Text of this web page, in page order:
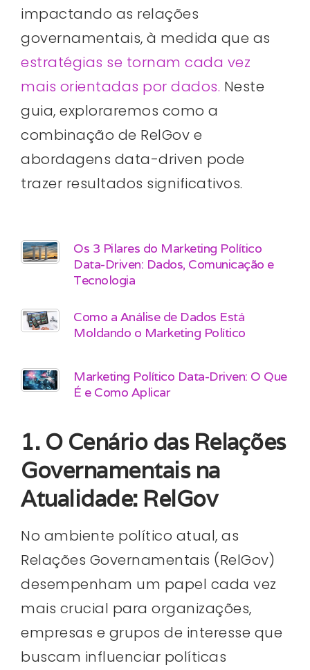
impactando as relações
governamentais, à medida que as
estratégias se tornam cada vez
mais orientadas por dados. Neste
guia, exploraremos como a
combinação de RelGov e
abordagens data-driven pode
trazer resultados significativos.
Os 3 Pilares do Marketing Político
Data-Driven: Dados, Comunicação e
Tecnologia
Como a Análise de Dados Está
Moldando o Marketing Político
Marketing Político Data-Driven: O Que
É e Como Aplicar
1. O Cenário das Relações
Governamentais na
Atualidade: RelGov
No ambiente político atual, as
Relações Governamentais (RelGov)
desempenham um papel cada vez
mais crucial para organizações,
empresas e grupos de interesse que
buscam influenciar políticas